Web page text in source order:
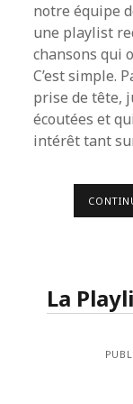
notre équipe
une playlist
chansons qui
C’est simple.
prise de tête,
écoutées et
intérêt tant
La